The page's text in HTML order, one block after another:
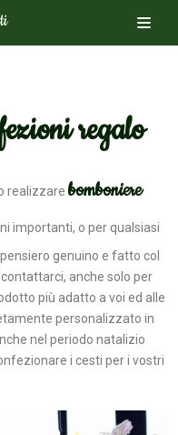
regalo
realizzare bomboniere
importanti, o per qualsiasi
genuino e fatto col
anche solo per
più adatto a voi ed alle
personalizzato in
nel periodo natalizio
i cesti per i vostri